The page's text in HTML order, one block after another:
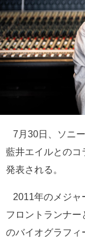
7月30日、ソニ
藍井エイルとのコ
発表される。
2011年のメジャ
フロントランナー
のバイオグラフィ